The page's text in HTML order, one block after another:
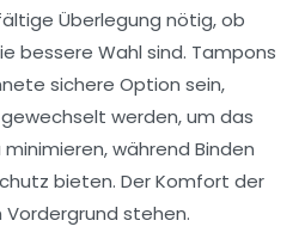
Überlegung nötig, ob
bessere Wahl sind. Tampons
sichere Option sein,
werden, um das
während Binden
bieten. Der Komfort der
stehen.